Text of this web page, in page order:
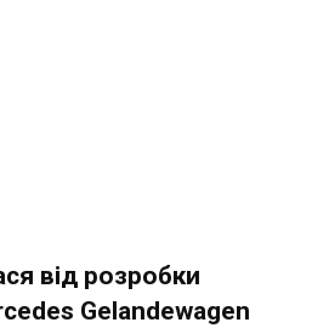
від розробки
Gelandewagen